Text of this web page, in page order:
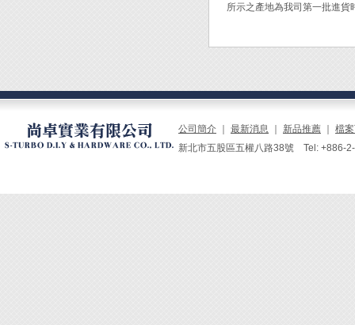
所示之產地為我司第一批進
公司簡介 最新消息 新品推薦
檔
新北市五股區五權八路38號 Tel: